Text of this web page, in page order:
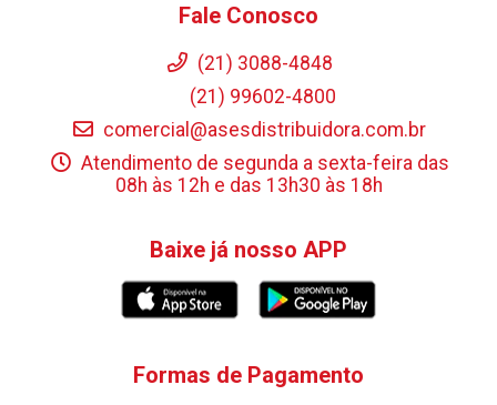
Fale Conosco
(21) 3088-4848
(21) 99602-4800
comercial@asesdistribuidora.com.br
Atendimento de segunda a sexta-feira das
08h às 12h e das 13h30 às 18h
Baixe já nosso APP
Formas de Pagamento